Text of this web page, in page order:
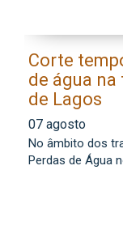
Corte
de água
de Lagos
07 agosto
No âmbito dos
Perdas de Água